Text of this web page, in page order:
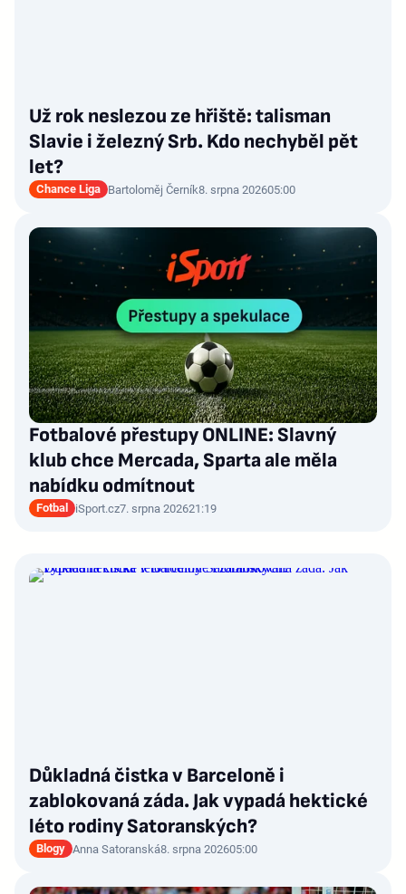
Už rok neslezou ze hřiště: talisman
Slavie i železný Srb. Kdo nechyběl pět
let?
Chance Liga Bartoloměj Černík8. srpna 202605:00
Fotbalové přestupy ONLINE: Slavný
klub chce Mercada, Sparta ale měla
nabídku odmítnout
Fotbal iSport.cz7. srpna 202621:19
Důkladná čistka v Barceloně i
zablokovaná záda. Jak vypadá hektické
léto rodiny Satoranských?
Blogy Anna Satoranská8. srpna 202605:00